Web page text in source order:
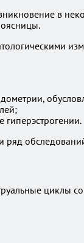
в
гиперэстрогении.
циклы